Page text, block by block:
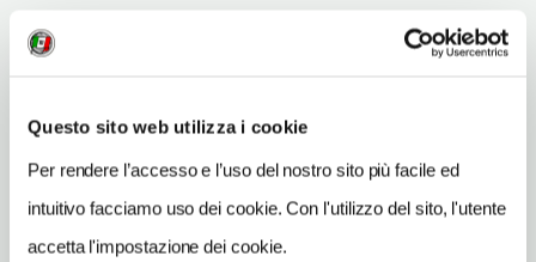
Questo sito web utilizza i cookie
Per rendere l’accesso e l’uso del nostro sito più facile ed
intuitivo facciamo uso dei cookie. Con l'utilizzo del sito, l'utente
accetta l'impostazione dei cookie.
Bormio
INDIRIZZO
via Battaglion Morbegno 13 - 23032